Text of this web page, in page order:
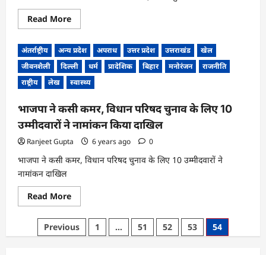
Read MoreRead
more
वेब
सीरीज
को
लेकर
राजनीति
में
मचा
तांडव,
बसपा
सुप्रीमो
ने
विरोध
अंतर्राष्ट्रीय अन्य प्रदेश अपराध उत्तर प्रदेश उत्तराखंड
खेल
जीवनशैली
दिल्ली धर्म प्रादेशिक बिहार मनोरंजन
राजनीति
राष्ट्रीय
लेख स्वास्थ्य
भाजपा ने कसी कमर, विधान परिषद चुनाव के लिए 10
उम्मीदवारों ने नामांकन किया दाखिल
Ranjeet Gupta 6 years ago 0
भाजपा ने कसी कमर, विधान परिषद चुनाव के लिए 10 उम्मीदवारों ने
नामांकन दाखिल
Read MoreRead
more
भाजपा
ने
कसी
PostsPrevious 1 … 51 52 53 54